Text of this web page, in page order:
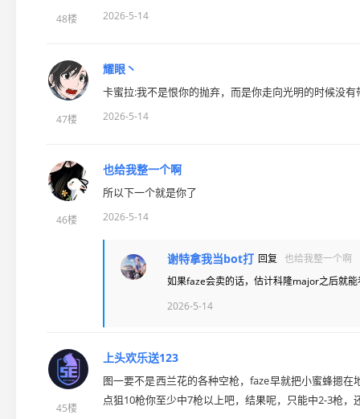
48楼 2026-5-14
47楼
耀眼丶
卡蜜拉:我不是恨你的抛弃，而是你走向光明的时候没有
2026-5-14
46楼
也给我整一个啊
所以下一个就是你了
2026-5-14
谢特拿我当bot打 回复 也给我整一个啊
如果faze会卖的话，估计科隆major之后就
2026-5-14
45楼
上头欢乐送123
图一要不是西兰花的各种空枪，faze早就把小蜜蜂摁
点狙10枪你至少中7枪以上吧，结果呢，只能中2-3枪，